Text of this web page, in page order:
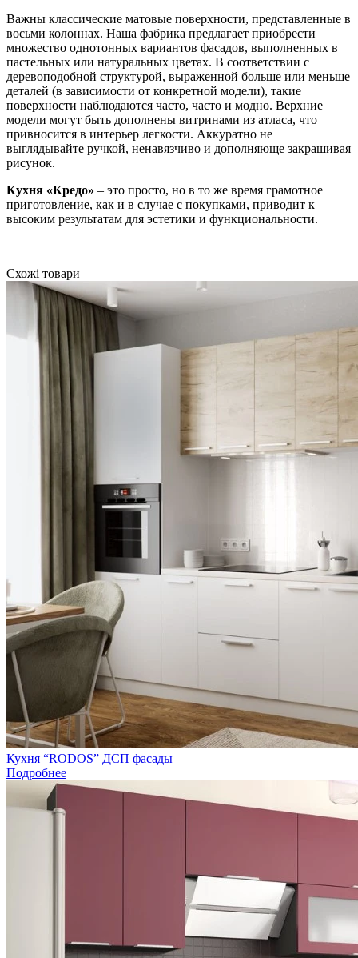
Важны классические матовые поверхности, представленные в
восьми колоннах. Наша фабрика предлагает приобрести
множество однотонных вариантов фасадов, выполненных в
пастельных или натуральных цветах. В соответствии с
деревоподобной структурой, выраженной больше или меньше
деталей (в зависимости от конкретной модели), такие
поверхности наблюдаются часто, часто и модно. Верхние
модели могут быть дополнены витринами из атласа, что
привносится в интерьер легкости. Аккуратно не
выглядывайте ручкой, ненавязчиво и дополняюще закрашивая
рисунок.
Кухня «Кредо» – это просто, но в то же время грамотное
приготовление, как и в случае с покупками, приводит к
высоким результатам для эстетики и функциональности.
Схожі товари
Кухня “RODOS” ДСП фасады
Подробнее